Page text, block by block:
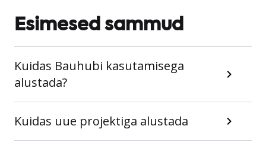
Esimesed sammud
Kuidas Bauhubi kasutamisega
alustada?
Kuidas uue projektiga alustada